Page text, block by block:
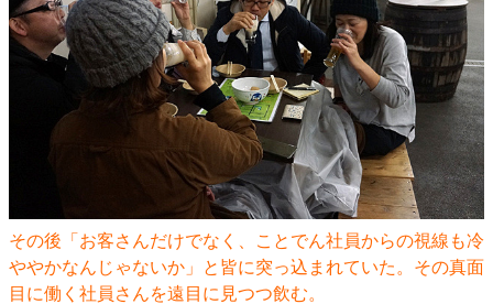
その後「お客さんだけでなく、ことでん社員からの視線も冷
ややかなんじゃないか」と皆に突っ込まれていた。その真面
目に働く社員さんを遠目に見つつ飲む。